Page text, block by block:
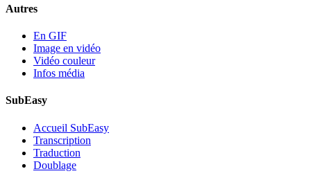
Autres
En GIF
Image en vidéo
Vidéo couleur
Infos média
SubEasy
Accueil SubEasy
Transcription
Traduction
Doublage